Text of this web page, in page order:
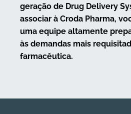
geração de Drug Delivery
associar à Croda Pharma,
uma equipe altamente
às demandas mais
farmacêutica.